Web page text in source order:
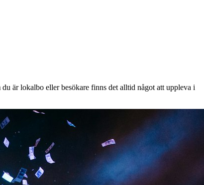
är lokalbo eller besökare finns det alltid något att uppleva i